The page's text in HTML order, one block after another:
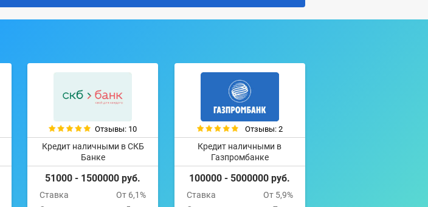
Отзывы: 10
Кредит наличными в СКБ
Банке
51000 - 1500000 руб.
Ставка
От 6,1%
Отзывы: 2
Кредит наличными в
Газпромбанке
100000 - 5000000 руб.
Ставка
От 5,9%